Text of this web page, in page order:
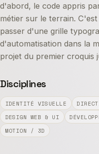
d'abord, le code appris
métier sur le terrain.
passer d'une grille
d'automatisation dans la
projet du premier croquis
Disciplines
IDENTITÉ VISUELLE
DESIGN WEB & UI
MOTION / 3D